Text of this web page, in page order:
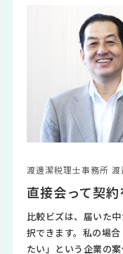
渡邊潔税理士事務所 渡
直接会って契
比較ビズは、届いた
択できます。私の場
たい」という企業の案